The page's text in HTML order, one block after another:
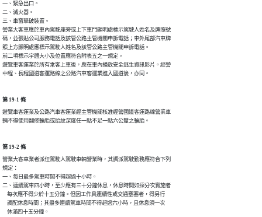
一、緊急出口。
二、滅火器。
三、車窗擊破裝置。
營業大客車應於車內駕駛座旁或上下車門顯明處標示駕駛人姓名及牌照號
碼，並張貼公司服務電話及該管公路主管機關申訴電話；車外尾部汽車牌
照上方顯明處應標示駕駛人姓名及該管公路主管機關申訴電話。
前二項標示字體大小及位置應符合附表五之一規定。
遊覽車客運業於所有乘客上車後，應在車內播放安全逃生資訊影片。經營
中程、長程國道客運路線之公路汽車客運業進入國道後，亦同。
第 19-1 條
遊覽車客運業及公路汽車客運業經主管機關核准經營國道客運路線營業車
輛不得使用翻修輪胎或胎紋深度任一點不足一點六公釐之輪胎。
第 19-2 條
營業大客車業者派任駕駛人駕駛車輛營業時，其調派駕駛勤務應符合下列
規定：
一、每日最多駕車時間不得超過十小時。
二、連續駕車四小時，至少應有三十分鐘休息，休息時間如採分次實施者
    每次應不得少於十五分鐘。但因工作具連續性或交通壅塞者，得另行
    調配休息時間；其最多連續駕車時間不得超過六小時，且休息須一次
    休滿四十五分鐘。